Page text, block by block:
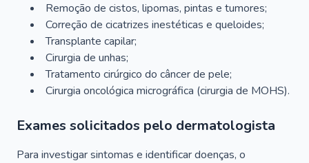
Remoção de cistos, lipomas, pintas e tumores;
Correção de cicatrizes inestéticas e queloides;
Transplante capilar;
Cirurgia de unhas;
Tratamento cirúrgico do câncer de pele;
Cirurgia oncológica micrográfica (cirurgia de MOHS).
Exames solicitados pelo dermatologista
Para investigar sintomas e identificar doenças, o